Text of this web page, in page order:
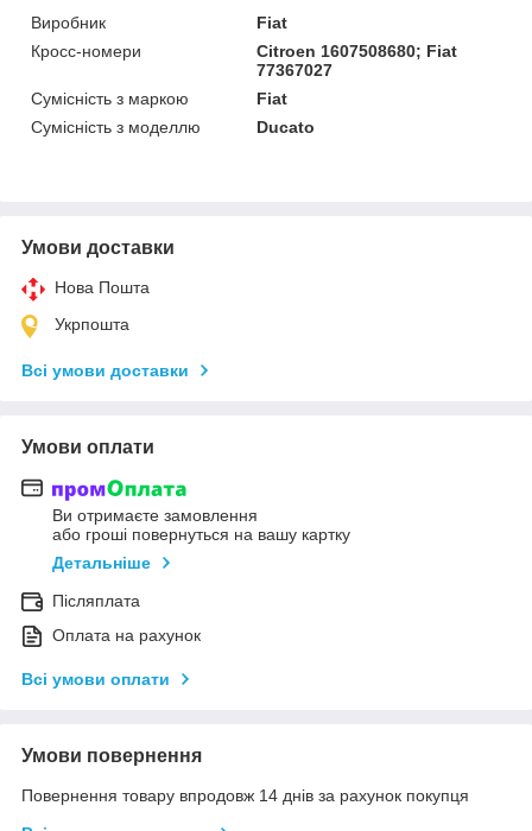
Виробник
Fiat
Кросс-номери
Citroen 1607508680; Fiat
77367027
Сумісність з маркою
Fiat
Сумісність з моделлю
Ducato
Умови доставки
Нова Пошта
Укрпошта
Всі умови доставки
Умови оплати
Ви отримаєте замовлення
або гроші повернуться на вашу картку
Детальніше
Післяплата
Оплата на рахунок
Всі умови оплати
Умови повернення
Повернення товару впродовж 14 днів за рахунок покупця